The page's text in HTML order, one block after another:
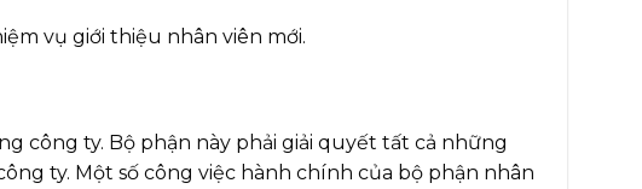
vụ giới thiệu nhân viên mới.
công ty. Bộ phận này phải giải quyết tất cả những
ty. Một số công việc hành chính của bộ phận nhân